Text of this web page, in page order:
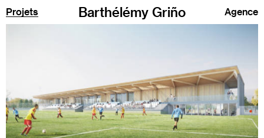
Barthélémy Griño
Projets Agence